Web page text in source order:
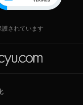
されています